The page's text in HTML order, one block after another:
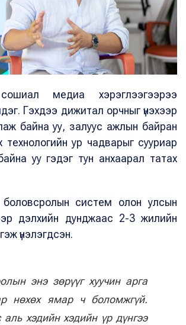
медиа хэрэглээгээрээ
Гэхдээ дижитал орчныг үнэхээр
байна уу, залуус ажлын байран
технологийн ур чадварыг сууриар
уу гэдэг тун анхаарал татах
систем олон улсын
дэлхийн дунджаас 2-3 жилийн
үнэлэгдсэн.
энэ зөрүүг хуучин арга
нөхөх ямар ч боломжгүй.
аль хэдийн хэдийн үр дүнгээ